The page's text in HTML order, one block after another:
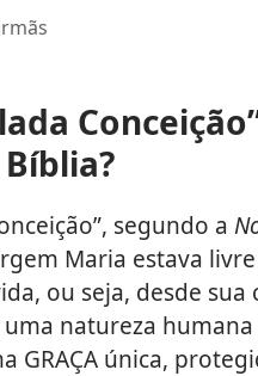
segundo a
Maria estava livre
ou seja, desde sua
natureza
GRAÇA única,